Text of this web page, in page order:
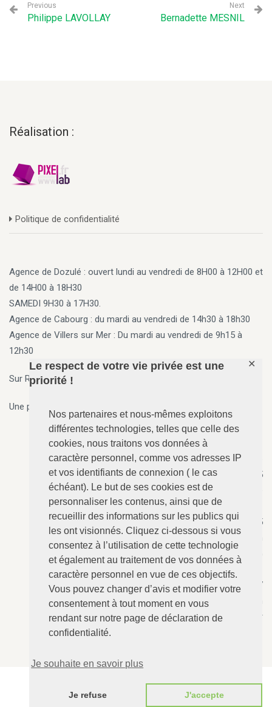
Le respect de votre vie privée est une
priorité !
Nos partenaires et nous-mêmes exploitons
différentes technologies, telles que celle des
cookies, nous traitons vos données à
caractère personnel, comme vos adresses IP
et vos identifiants de connexion ( le cas
échéant). Le but de ses cookies est de
personnaliser les contenus, ainsi que de
recueillir des informations sur les publics qui
les ont visionnés. Cliquez ci-dessous si vous
consentez à l’utilisation de cette technologie
et également au traitement de vos données à
caractère personnel en vue de ces objectifs.
Vous pouvez changer d’avis et modifier votre
consentement à tout moment en vous
rendant sur notre page de déclaration de
confidentialité.
Je souhaite en savoir plus
Je refuse J'accepte
✕
Previous
Philippe LAVOLLAY
Next
Bernadette MESNIL
Réalisation :
Politique de confidentialité
Agence de Dozulé : ouvert lundi au vendredi de 8H00 à 12H00 et
de 14H00 à 18H30
SAMEDI 9H30 à 17H30.
Agence de Cabourg : du mardi au vendredi de 14h30 à 18h30
Agence de Villers sur Mer : Du mardi au vendredi de 9h15 à
12h30
Sur Rendez vous en dehors des horaires ci-dessus
Une permanence 7j/7, 24h/24 est assurée par téléphone.
ANGERVILLE-Dozulé: 02.31.73.73.76
N°157 - Le Calvaire, RD 675
14430 ANGERVILLE-Dozulé
CABOURG: 02.31.24.94.15
8 Avenue Bertaux Levillain
14390 CABOURG
Villers-sur-Mer: 02.31.73.12.67
28 Rue du Maréchal Foch
14640 Villers-sur-Mer
AUDE DE BERRANGER ©2016 - Tous droits réservés